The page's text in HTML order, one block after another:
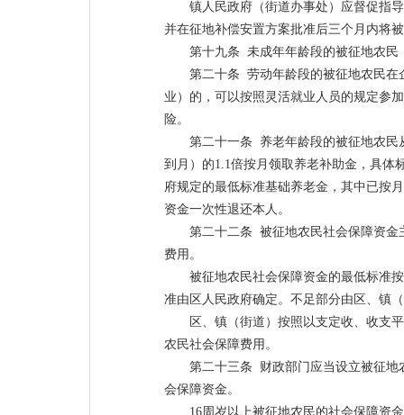
镇人民政府（街道办事处）应督促指
并在征地补偿安置方案批准后三个月内将
第十九条 未成年年龄段的被征地农民
第二十条 劳动年龄段的被征地农民在
业）的，可以按照灵活就业人员的规定参
险。
第二十一条 养老年龄段的被征地农民
到月）的1.1倍按月领取养老补助金，具体
府规定的最低标准基础养老金，其中已按
资金一次性退还本人。
第二十二条 被征地农民社会保障资金
费用。
被征地农民社会保障资金的最低标准
准由区人民政府确定。不足部分由区、镇
区、镇（街道）按照以支定收、收支
农民社会保障费用。
第二十三条 财政部门应当设立被征地
会保障资金。
16周岁以上被征地农民的社会保障资